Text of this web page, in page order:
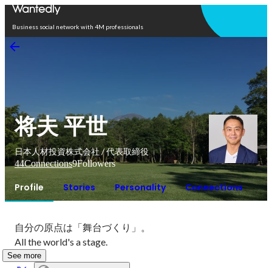
Business social network with 4M professionals
将夫 平世
日本人材投資株式会社 / 代表取締役
44Connections9Followers
Profile Stories Personality Connections
自分の原点は「舞台づくり」。
All the world's a stage.
See more